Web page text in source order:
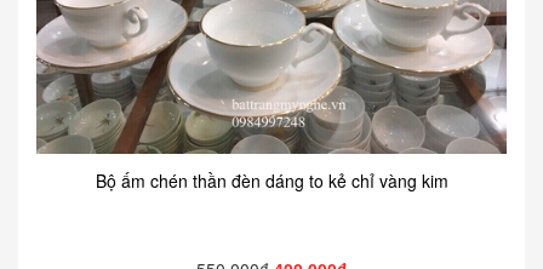
Bộ ấm chén thần đèn dáng to kẻ chỉ vàng kim